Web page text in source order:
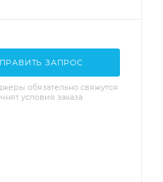
ЗАПРОС
обязательно свяжутся
условия заказа